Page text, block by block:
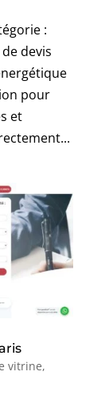
:
devis
pour
et
vitrine,